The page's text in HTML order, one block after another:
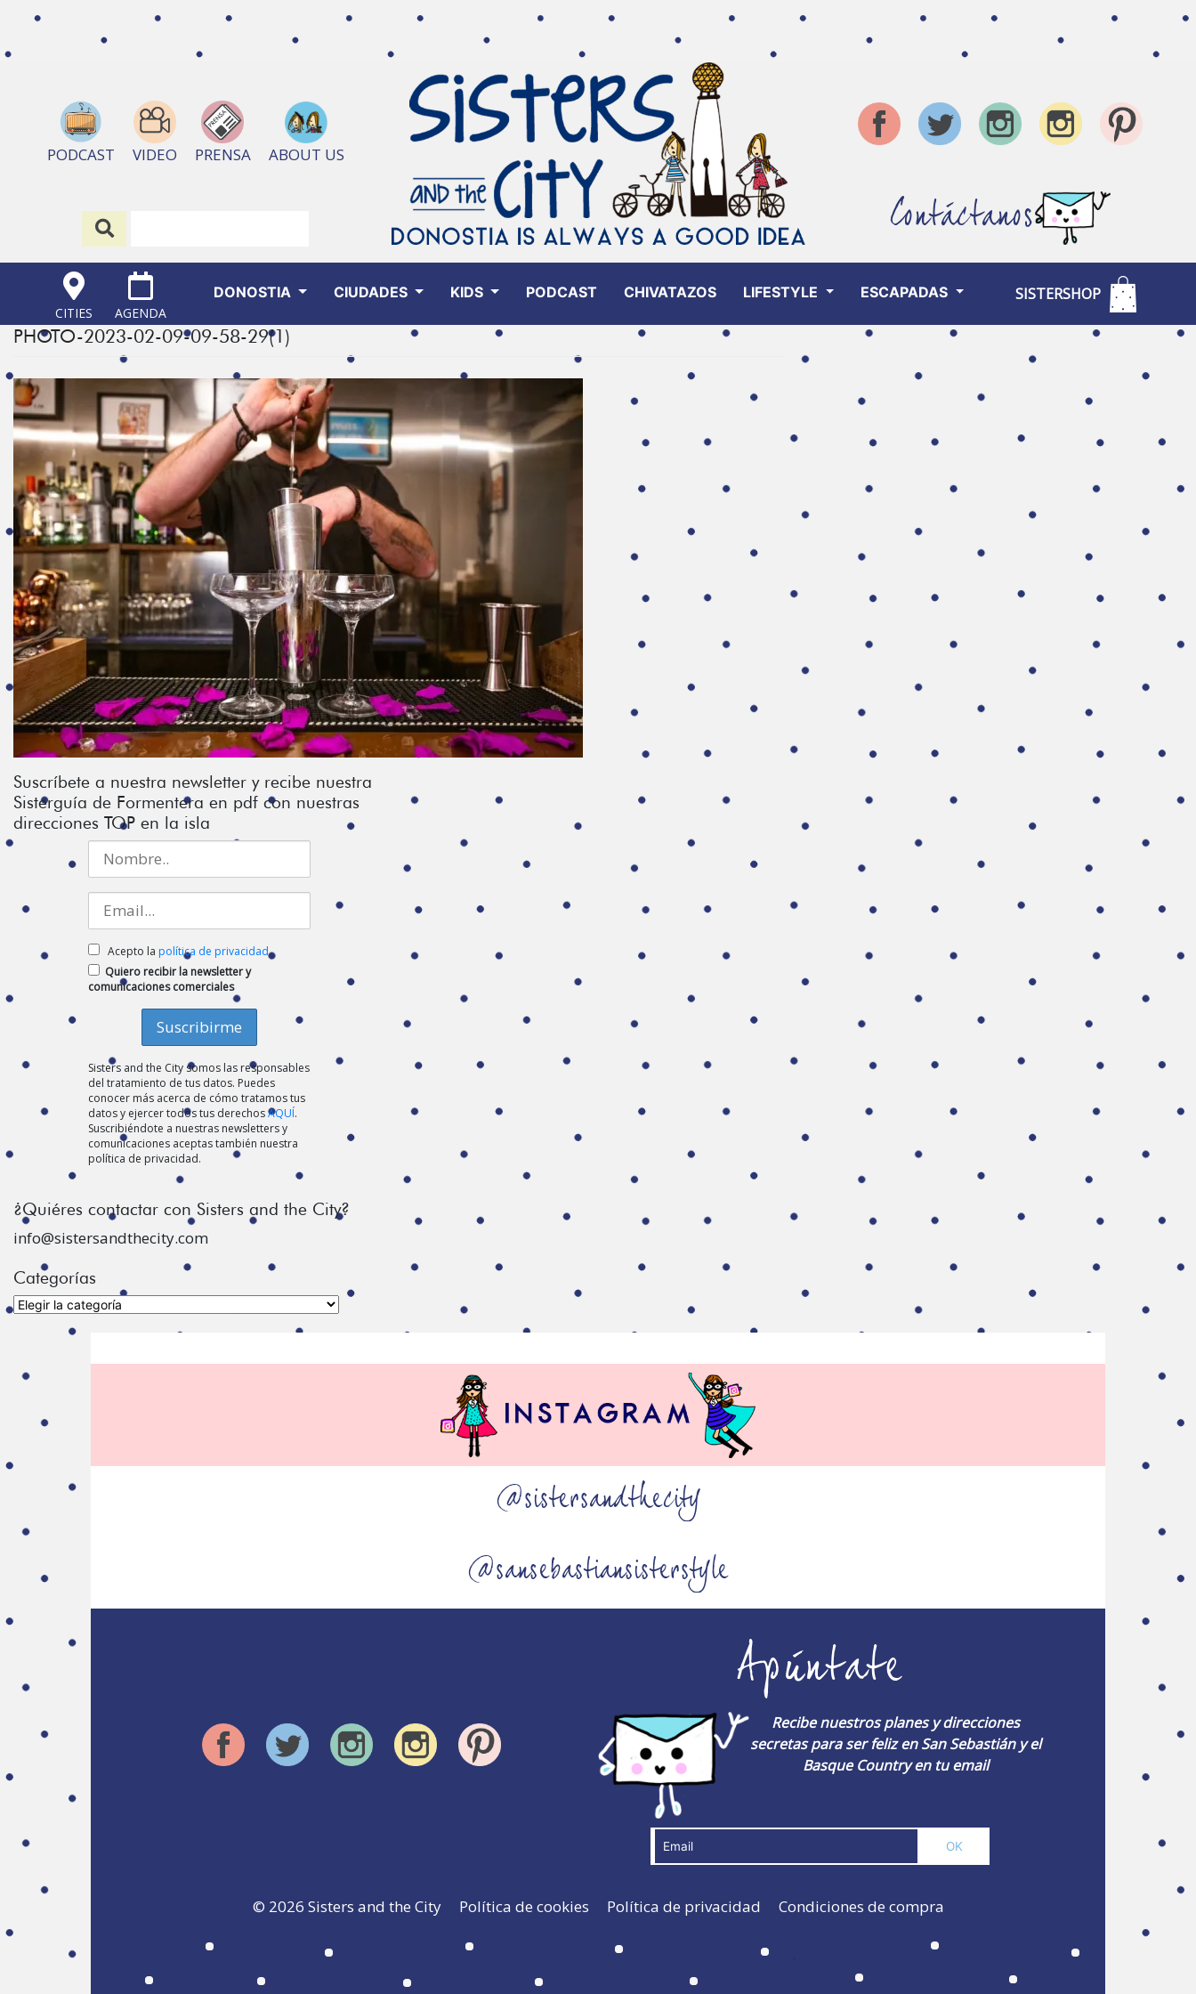
PODCAST VIDEO PRENSA ABOUT US
Contáctanos
CITIES AGENDA
DONOSTIA CIUDADES KIDS PODCAST CHIVATAZOS LIFESTYLE ESCAPADAS SISTERSHOP
PHOTO-2023-02-09-09-58-29(1)
Suscríbete a nuestra newsletter y recibe nuestra
Sisterguía de Formentera en pdf con nuestras
direcciones TOP en la isla
Acepto la política de privacidad
Quiero recibir la newsletter y
comunicaciones comerciales
Sisters and the City somos las responsables
del tratamiento de tus datos. Puedes
conocer más acerca de cómo tratamos tus
datos y ejercer todos tus derechosAQUÍ.
Suscribiéndote a nuestras newsletters y
comunicaciones aceptas también nuestra
política de privacidad.
¿Quiéres contactar con Sisters and the City?
info@sistersandthecity.com
Categorías
Categorías
@sistersandthecity
@sansebastiansisterstyle
Apúntate
Recibe nuestros planes y direcciones
secretas para ser feliz en San Sebastián y el
Basque Country en tu email
© 2026 Sisters and the City Política de cookies Política de privacidad Condiciones de compra